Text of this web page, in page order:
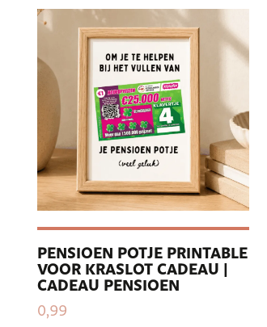
PENSIOEN POTJE PRINTABLE
VOOR KRASLOT CADEAU |
CADEAU PENSIOEN
0,99